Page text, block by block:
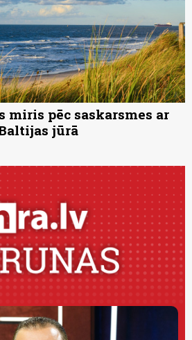
pēc saskarsmes ar
jūrā